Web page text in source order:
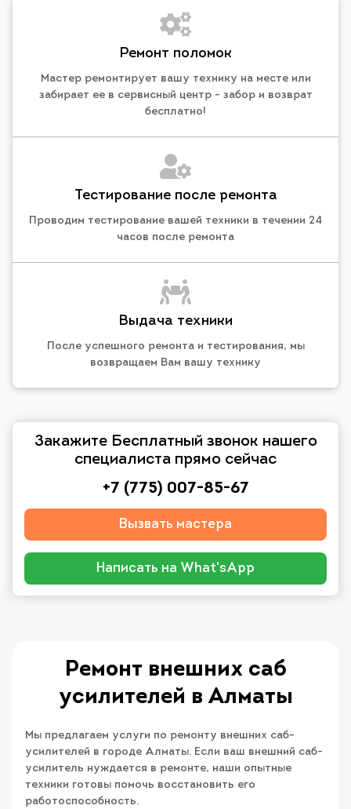
Ремонт поломок
Мастер ремонтирует вашу технику на месте или
забирает ее в сервисный центр - забор и возврат
бесплатно!
Тестирование после ремонта
Проводим тестирование вашей техники в течении 24
часов после ремонта
Выдача техники
После успешного ремонта и тестирования, мы
возвращаем Вам вашу технику
Закажите Бесплатный звонок нашего
специалиста прямо сейчас
+7 (775) 007-85-67
Вызвать мастера
Написать на What'sApp
Ремонт внешних саб
усилителей в Алматы
Мы предлагаем услуги по ремонту внешних саб-
усилителей в городе Алматы. Если ваш внешний саб-
усилитель нуждается в ремонте, наши опытные
техники готовы помочь восстановить его
работоспособность.